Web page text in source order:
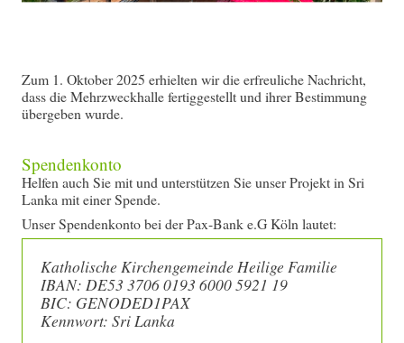
Zum 1. Oktober 2025 erhielten wir die erfreuliche Nachricht,
dass die Mehrzweckhalle fertiggestellt und ihrer Bestimmung
übergeben wurde.
Spendenkonto
Helfen auch Sie mit und unterstützen Sie unser Projekt in Sri
Lanka mit einer Spende.
Unser Spendenkonto bei der Pax-Bank e.G Köln lautet:
Katholische Kirchengemeinde Heilige Familie
IBAN: DE53 3706 0193 6000 5921 19
BIC: GENODED1PAX
Kennwort: Sri Lanka